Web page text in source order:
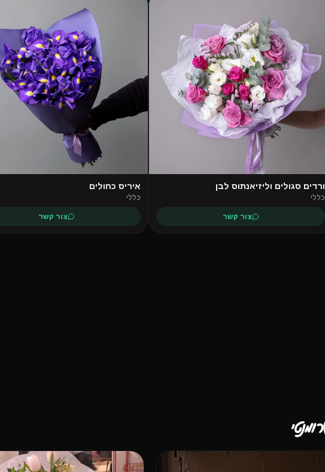
ורדים סגולים וליזיאנתוס לבן
כללי
צור קשר
איריס כחולים
כללי
צור קשר
רומנטי